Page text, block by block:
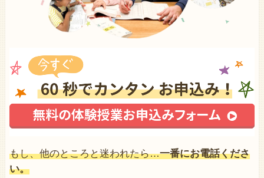
もし、他のところと迷われたら…一番にお電話くださ
い。